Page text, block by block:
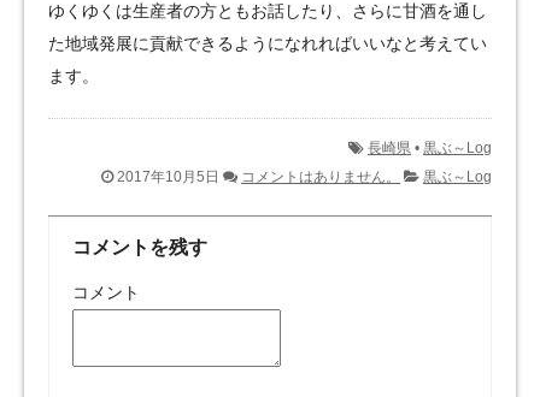
ゆくゆくは生産者の方ともお話したり、さらに甘酒を通し
た地域発展に貢献できるようになれればいいなと考えてい
ます。
長崎県 • 黒ぶ～Log
2017年10月5日
コメントはありません。 黒ぶ～Log
コメントを残す
コメント